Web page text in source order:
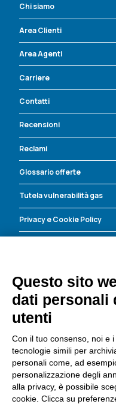
Chi siamo
Area Clienti
Area Agenti
Carriere
Contatti
Recensioni
Reclami
Glossario offerte
Tutela vulnerabilità gas
Privacy e Cookie Policy
Energia Corrente S.r.l.
Dove trovarci
Via Leopoldo Lucchi, 135
Tel:0547 419980
Fax: 0547.419993
Email:info@ecocre.it
Importo capitale sociale:
CF e P. IVA 03672520404
Questo sito
dati personali
utenti
Con il tuo consenso, noi e
tecnologie simili per
personali come, ad
personalizzazione degli
alla privacy, è possibile
cookie. Clicca su